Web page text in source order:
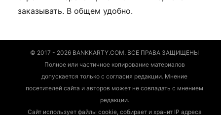
заказывать. В общем удобно.
© 2017 - 2026 BANKKARTY.COM. ВСЕ ПРАВА ЗАЩИЩЕНЫ
Полное или частичное копирование материалов
допускается только с согласия редакции. Мнение
посетителей сайта и авторов может не совпадать с мнением
редакции.
Сайт использует файлы cookie, собирает и хранит IP адреса